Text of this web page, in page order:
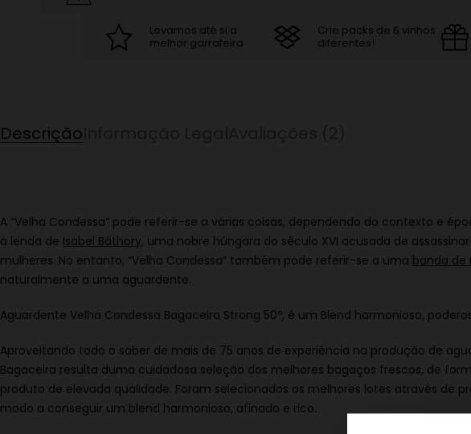
Levamos até si a
melhor garrafeira
Crie packs de 6 vinhos
diferentes!
Descrição
A “Velha Condessa” pode referir-se a várias coisas, dependendo do contexto e
a lenda de Isabel Báthory, uma nobre húngara do século XVI acusada de
mulheres. No entanto, “Velha Condessa” também pode referir-se a uma banda de
naturalmente a uma aguardente.
Aguardente Velha Condessa Bagaceira Strong 50º, é um Blend harmonioso,
Aproveitando todo o saber de mais de 75 anos de experiência na produção de
Bagaceira resulta duma cuidadosa seleção dos melhores bagaços frescos, de
produto de elevada qualidade. Foram selecionados os melhores lotes através de
modo a conseguir um blend harmonioso, afinado e rico.